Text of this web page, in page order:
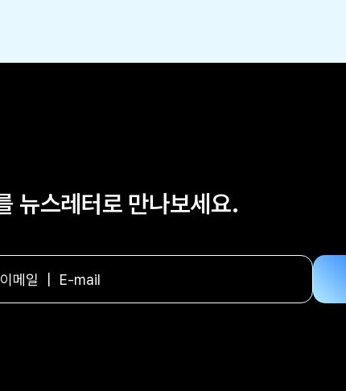
뉴스레터로 만나보세요.